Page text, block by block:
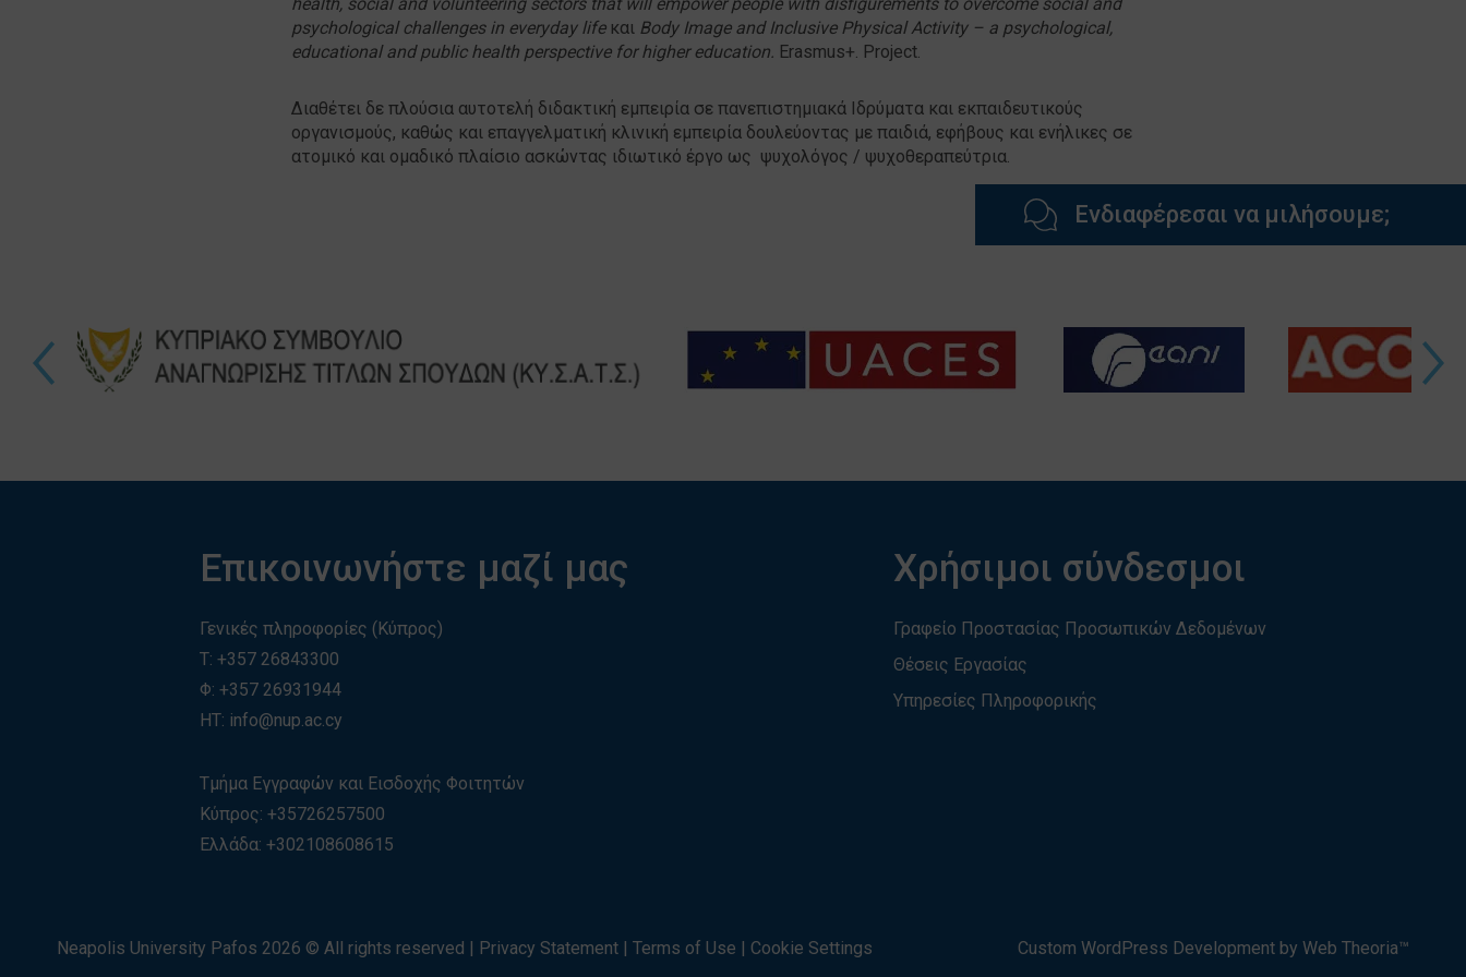
psychological challenges in everyday lifeκαι Body Image and Inclusive Physical Activity – a psychological,
educational and public health perspective for higher education. Erasmus+. Project.
Διαθέτει δε πλούσια αυτοτελή διδακτική εμπειρία σε πανεπιστημιακά Ιδρύματα και εκπαιδευτικούς
οργανισμούς, καθώς και επαγγελματική κλινική εμπειρία δουλεύοντας με παιδιά, εφήβους και ενήλικες σε
ατομικό και ομαδικό πλαίσιο ασκώντας ιδιωτικό έργο ως ψυχολόγος / ψυχοθεραπεύτρια.
Ενδιαφέρεσαι να μιλήσουμε;
Επικοινωνήστε μαζί μας
Γενικές πληροφορίες (Κύπρος)
T:+357 26843300
Φ: +357 26931944
ΗΤ: info@nup.ac.cy
Τμήμα Εγγραφών και Εισδοχής Φοιτητών
Κύπρος:+35726257500
Ελλάδα:+30210860861 5
Χρήσιμοι σύνδεσμοι
Γραφείο Προστασίας Προσωπικών Δεδομένων
Θέσεις Εργασίας
Υπηρεσίες Πληροφορικής
Neapolis University Pafos 2026 © All rights reserved | Privacy Statement | Terms of Use | Cookie Settings Custom WordPress Development by Web Theoria™